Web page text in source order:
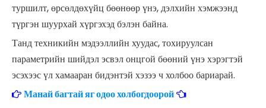
туршилт, өрсөлдөхүйц бөөнөөр үнэ, дэлхийн хэмжээнд
түргэн шуурхай хүргэхэд бэлэн байна.
Танд техникийн мэдээллийн хуудас, тохируулсан
параметрийн шийдэл эсвэл онцгой бөөний үнэ хэрэгтэй
эсэхээс үл хамааран бидэнтэй хэзээ ч холбоо бариарай.
Манай багтай яг одоо холбогдоорой